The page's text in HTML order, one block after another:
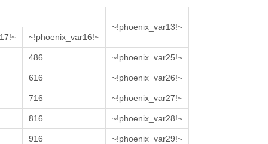
~!phoenix_var13!~
~!phoenix_var16!~
~!phoenix_var17!~
~!phoenix_var25!~
486
~!phoenix_var26!~
616
~!phoenix_var27!~
716
~!phoenix_var28!~
816
~!phoenix_var29!~
916